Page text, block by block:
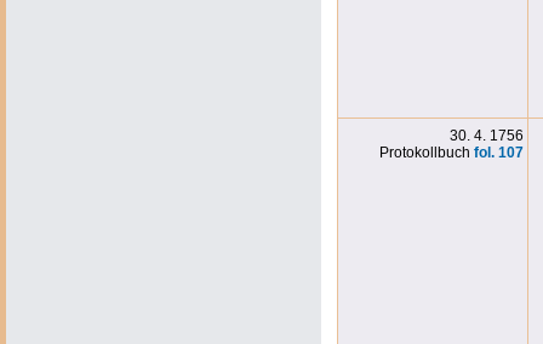
30. 4. 1756
Protokollbuch fol. 107